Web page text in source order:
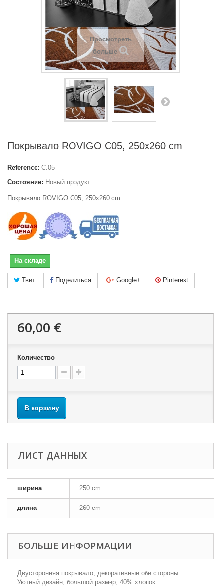
Просмотреть
больше
Покрывало ROVIGO C05, 250x260 cm
Reference: C.05
Состояние: Новый продукт
Покрывало ROVIGO C05, 250x260 cm
На складе
Твит Поделиться Google+ Pinterest
60,00 €
Количество
В корзину
ЛИСТ ДАННЫХ
ширина 250 cm
длина 260 cm
БОЛЬШЕ ИНФОРМАЦИИ
Двусторонняя покрывало, декоративные обе стороны.
Уютный дизайн, большой размер, 40% хлопок.